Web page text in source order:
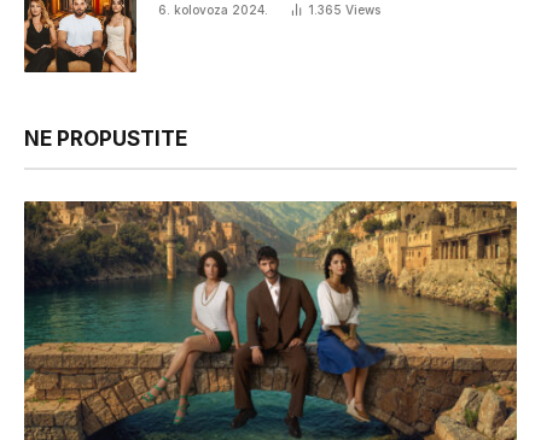
6. kolovoza 2024. 1.365 Views
NE PROPUSTITE